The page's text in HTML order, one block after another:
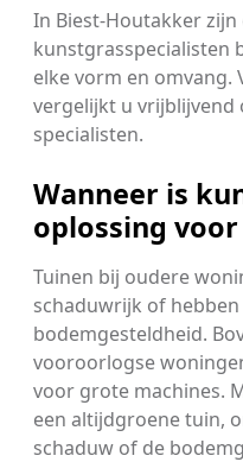
In Biest-Houtakker
kunstgrasspecialisten
elke vorm en
vergelijkt u vrijblijvend
specialisten.
Wanneer is
oplossing
Tuinen bij oudere
schaduwrijk of
bodemgesteldheid.
vooroorlogse
voor grote machines.
een altijdgroene tuin,
schaduw of de